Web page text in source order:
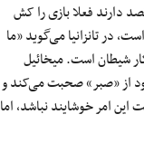
دارند فعلا بازی را کش
در تانزانیا می‌گوید «ما
شیطان است. میخائیل
از «صبر» صحبت می‌کند و
امر خوشایند نباشد، اما